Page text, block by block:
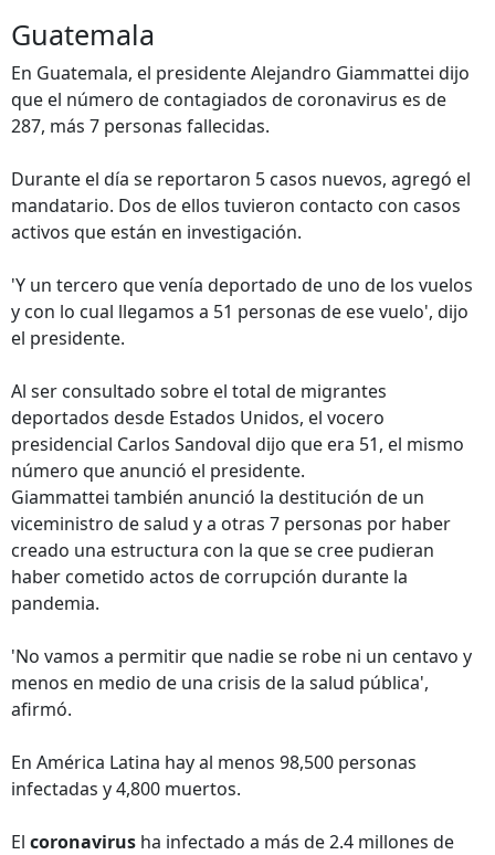
Guatemala
En Guatemala, el presidente Alejandro Giammattei dijo
que el número de contagiados de coronavirus es de
287, más 7 personas fallecidas.
Durante el día se reportaron 5 casos nuevos, agregó el
mandatario. Dos de ellos tuvieron contacto con casos
activos que están en investigación.
'Y un tercero que venía deportado de uno de los vuelos
y con lo cual llegamos a 51 personas de ese vuelo', dijo
el presidente.
Al ser consultado sobre el total de migrantes
deportados desde Estados Unidos, el vocero
presidencial Carlos Sandoval dijo que era 51, el mismo
número que anunció el presidente.
Giammattei también anunció la destitución de un
viceministro de salud y a otras 7 personas por haber
creado una estructura con la que se cree pudieran
haber cometido actos de corrupción durante la
pandemia.
'No vamos a permitir que nadie se robe ni un centavo y
menos en medio de una crisis de la salud pública',
afirmó.
En América Latina hay al menos 98,500 personas
infectadas y 4,800 muertos.
El coronavirus ha infectado a más de 2.4 millones de